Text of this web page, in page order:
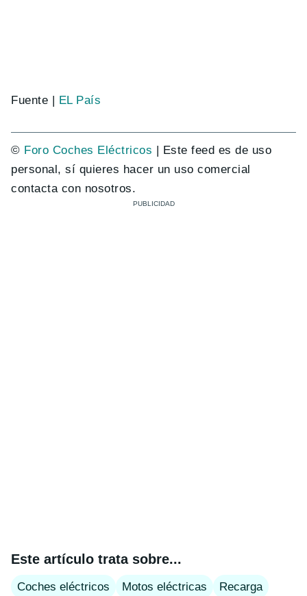
Fuente | EL País
© Foro Coches Eléctricos | Este feed es de uso
personal, sí quieres hacer un uso comercial
contacta con nosotros.
Este artículo trata sobre...
Coches eléctricos Motos eléctricas Recarga